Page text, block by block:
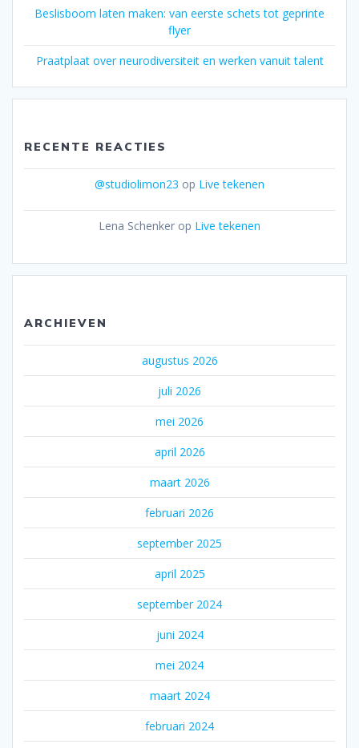
Beslisboom laten maken: van eerste schets tot geprinte
flyer
Praatplaat over neurodiversiteit en werken vanuit talent
RECENTE REACTIES
@studiolimon23 op Live tekenen
Lena Schenker op Live tekenen
ARCHIEVEN
augustus 2026
juli 2026
mei 2026
april 2026
maart 2026
februari 2026
september 2025
april 2025
september 2024
juni 2024
mei 2024
maart 2024
februari 2024